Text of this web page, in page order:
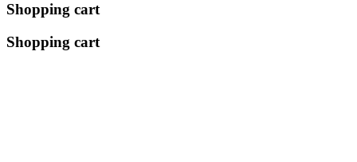
Shopping cart
Shopping cart